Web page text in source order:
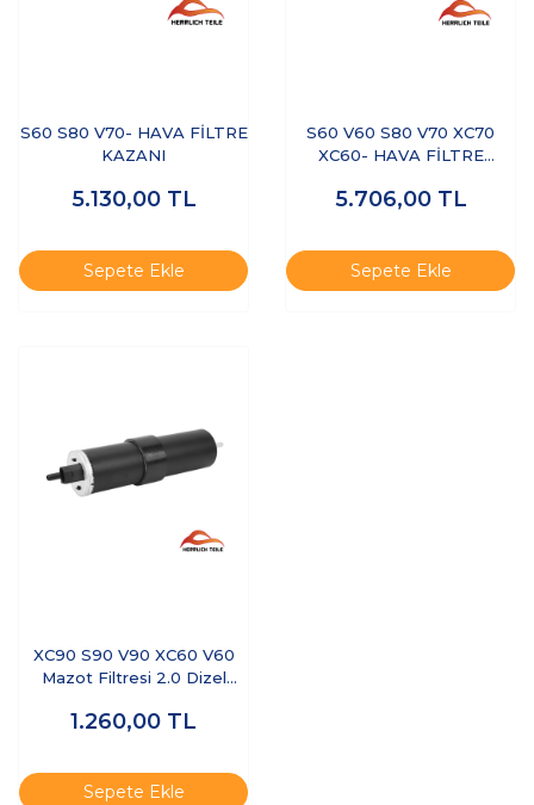
S60 S80 V70- HAVA FİLTRE
KAZANI
5.130,00 TL
Sepete Ekle
S60 V60 S80 V70 XC70
XC60- HAVA FİLTRE
5.706,00 TL
Sepete Ekle
XC90 S90 V90 XC60 V60
Mazot Filtresi 2.0 Dizel
1.260,00 TL
Sepete Ekle